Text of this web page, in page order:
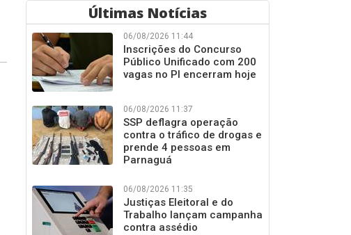
Últimas Notícias
06/08/2026 11:44
Inscrições do Concurso
Público Unificado com 200
vagas no PI encerram hoje
06/08/2026 11:37
SSP deflagra operação
contra o tráfico de drogas e
prende 4 pessoas em
Parnaguá
06/08/2026 11:35
Justiças Eleitoral e do
Trabalho lançam campanha
contra assédio